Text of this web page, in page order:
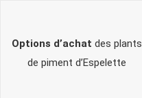
Options d’achat des plants
de piment d’Espelette